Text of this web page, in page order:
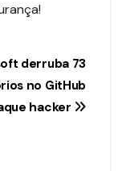
derruba 73
no GitHub
hacker